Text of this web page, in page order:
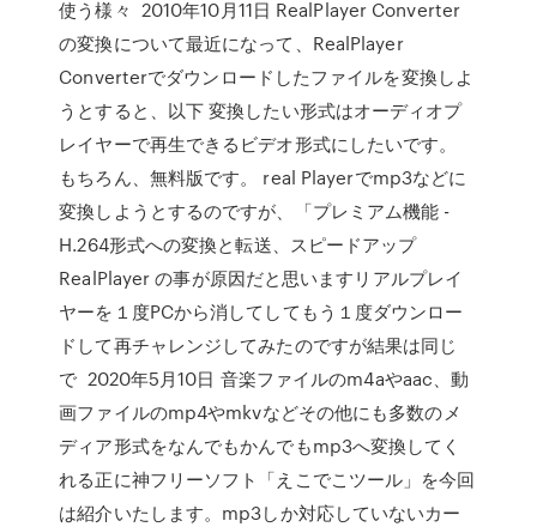
使う様々 2010年10月11日 RealPlayer Converter
の変換について最近になって、RealPlayer
Converterでダウンロードしたファイルを変換しよ
うとすると、以下 変換したい形式はオーディオプ
レイヤーで再生できるビデオ形式にしたいです。
もちろん、無料版です。 real Playerでmp3などに
変換しようとするのですが、「プレミアム機能 -
H.264形式への変換と転送、スピードアップ
RealPlayer の事が原因だと思いますリアルプレイ
ヤーを１度PCから消してしてもう１度ダウンロー
ドして再チャレンジしてみたのですが結果は同じ
で 2020年5月10日 音楽ファイルのm4aやaac、動
画ファイルのmp4やmkvなどその他にも多数のメ
ディア形式をなんでもかんでもmp3へ変換してく
れる正に神フリーソフト「えこでこツール」を今回
は紹介いたします。mp3しか対応していないカー